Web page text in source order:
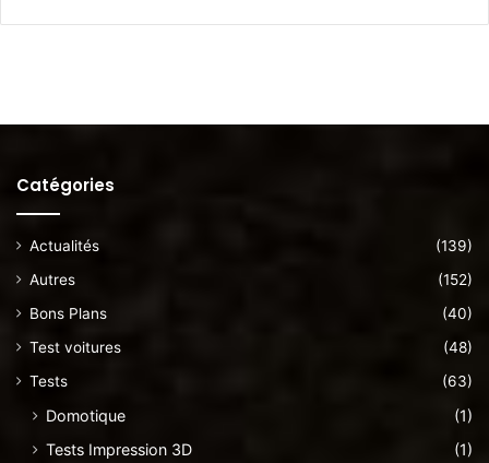
Catégories
Actualités
(139)
Autres
(152)
Bons Plans
(40)
Test voitures
(48)
Tests
(63)
Domotique
(1)
Tests Impression 3D
(1)